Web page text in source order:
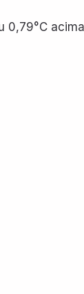
0,79°C